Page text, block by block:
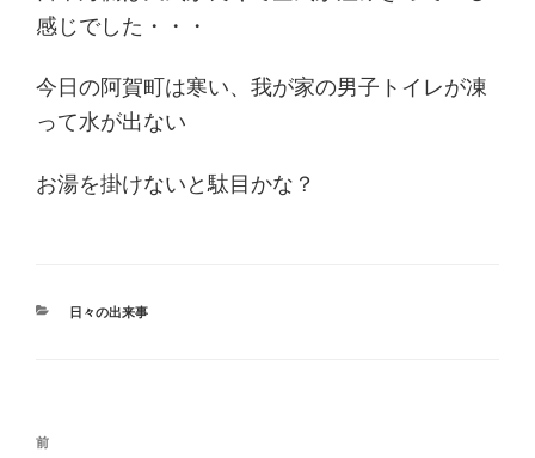
感じでした・・・
今日の阿賀町は寒い、我が家の男子トイレが凍
って水が出ない
お湯を掛けないと駄目かな？
カ
日々の出来事
投
過
前